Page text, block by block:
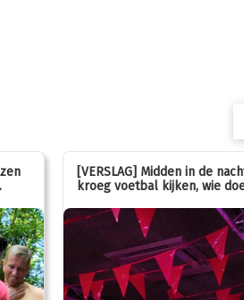
[VERSLAG] Midden in de
kroeg voetbal kijken, wie